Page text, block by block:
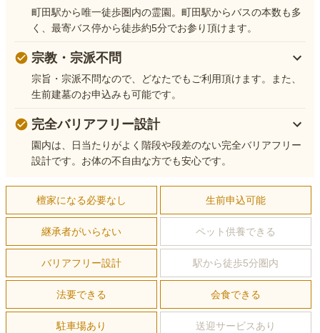
町田駅から唯一徒歩圏内の霊園。町田駅からバスの本数も多
く、最寄バス停から徒歩約5分でお参り頂けます。
宗教・宗派不問
宗旨・宗派不問なので、どなたでもご利用頂けます。また、
生前建墓のお申込みも可能です。
完全バリアフリー設計
園内は、日当たりがよく階段や段差のない完全バリアフリー
設計です。お体の不自由な方でも安心です。
檀家になる必要なし 生前申込可能
継承者がいらない ペット供養できる
バリアフリー設計 駅から徒歩5分圏内
法要できる 会食できる
駐車場あり 送迎サービスあり